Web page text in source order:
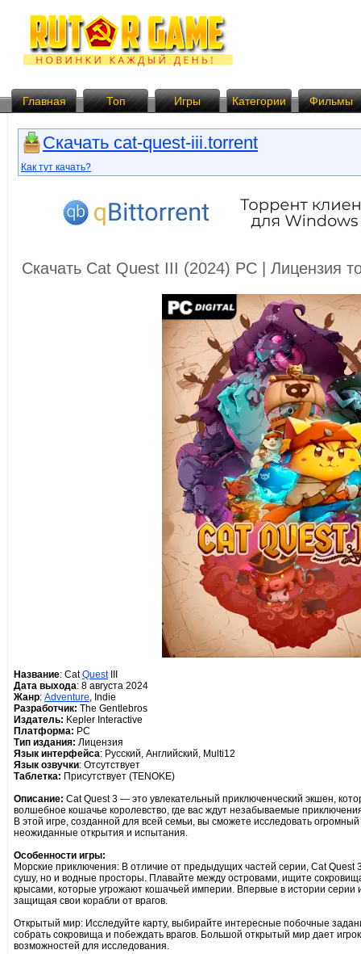
Главная Топ Игры Категории Фильмы
Скачать cat-quest-iii.torrent
Как тут качать?
Скачать Cat Quest III (2024) PC | Лицензия
Название: CatQuestIII
Дата выхода: 8 августа 2024
Жанр: Adventure, Indie
Разработчик: The Gentlebros
Издатель: Kepler Interactive
Платформа: PC
Тип издания: Лицензия
Язык интерфейса: Русский, Английский, Multi12
Язык озвучки: Отсутствует
Таблетка: Присутствует (TENOKE)
Описание: Cat Quest 3 — это увлекательный приключенческий экшен,
волшебное кошачье королевство, где вас ждут незабываемые
В этой игре, созданной для всей семьи, вы сможете исследовать
неожиданные открытия и испытания.
Особенности игры:
Морские приключения: В отличие от предыдущих частей серии, Cat Quest
сушу, но и водные просторы. Плавайте между островами, ищите
крысами, которые угрожают кошачьей империи. Впервые в истории серии
защищая свои корабли от врагов.
Открытый мир: Исследуйте карту, выбирайте интересные побочные
собрать сокровища и побеждать врагов. Большой открытый мир дает
возможностей для исследования.